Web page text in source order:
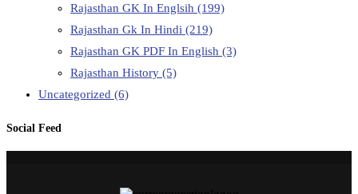
Rajasthan GK In Englsih (199)
Rajasthan Gk In Hindi (219)
Rajasthan GK PDF In English (3)
Rajasthan History (5)
Uncategorized (6)
Social Feed